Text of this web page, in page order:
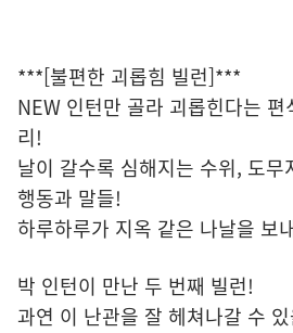
***[불편한 괴롭힘 빌런]***
NEW 인턴만 골라 괴롭힌다는
리!
날이 갈수록 심해지는 수위, 도무
행동과 말들!
하루하루가 지옥 같은 나날을 보
박 인턴이 만난 두 번째 빌런!
과연 이 난관을 잘 헤쳐나갈 수